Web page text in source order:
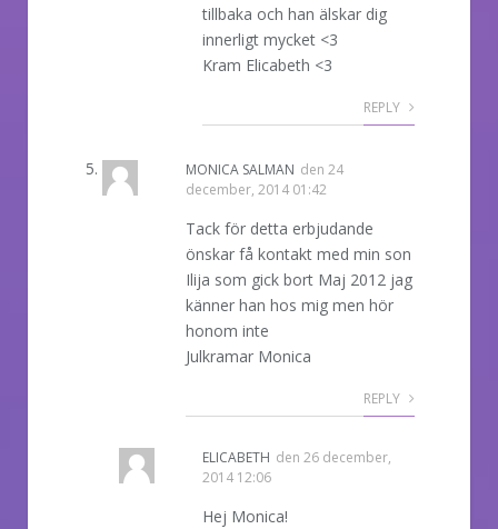
tillbaka och han älskar dig
innerligt mycket <3
Kram Elicabeth <3
REPLY
MONICA SALMAN den 24
december, 2014 01:42
Tack för detta erbjudande
önskar få kontakt med min son
Ilija som gick bort Maj 2012 jag
känner han hos mig men hör
honom inte
Julkramar Monica
REPLY
ELICABETH den 26 december,
2014 12:06
Hej Monica!